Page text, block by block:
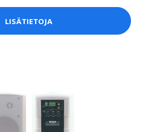
LISÄTIETOJA